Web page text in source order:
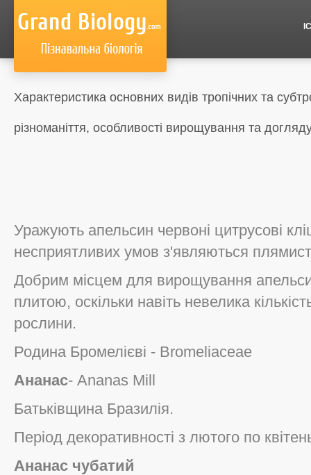
Характеристика основних видів тропічних та
різноманіття, особливості вирощування та
Уражують апельсин червоні цитрусові
несприятливих умов з'являються
Добрим місцем для вирощування
плитою, оскільки навіть невелика
рослини.
Родина Бромелієві - Bromeliaceae
Ананас- Ananas Mill
Батьківщина Бразилія.
Період декоративності з лютого по
Ананас чубатий